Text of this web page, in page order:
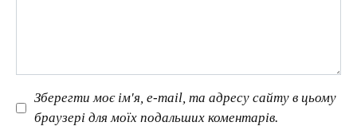
Зберегти моє ім'я, e-mail, та адресу сайту в цьому
браузері для моїх подальших коментарів.